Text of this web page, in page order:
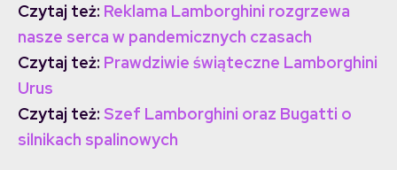
Czytaj też: Reklama Lamborghini rozgrzewa
nasze serca w pandemicznych czasach
Czytaj też: Prawdziwie świąteczne Lamborghini
Urus
Czytaj też: Szef Lamborghini oraz Bugatti o
silnikach spalinowych